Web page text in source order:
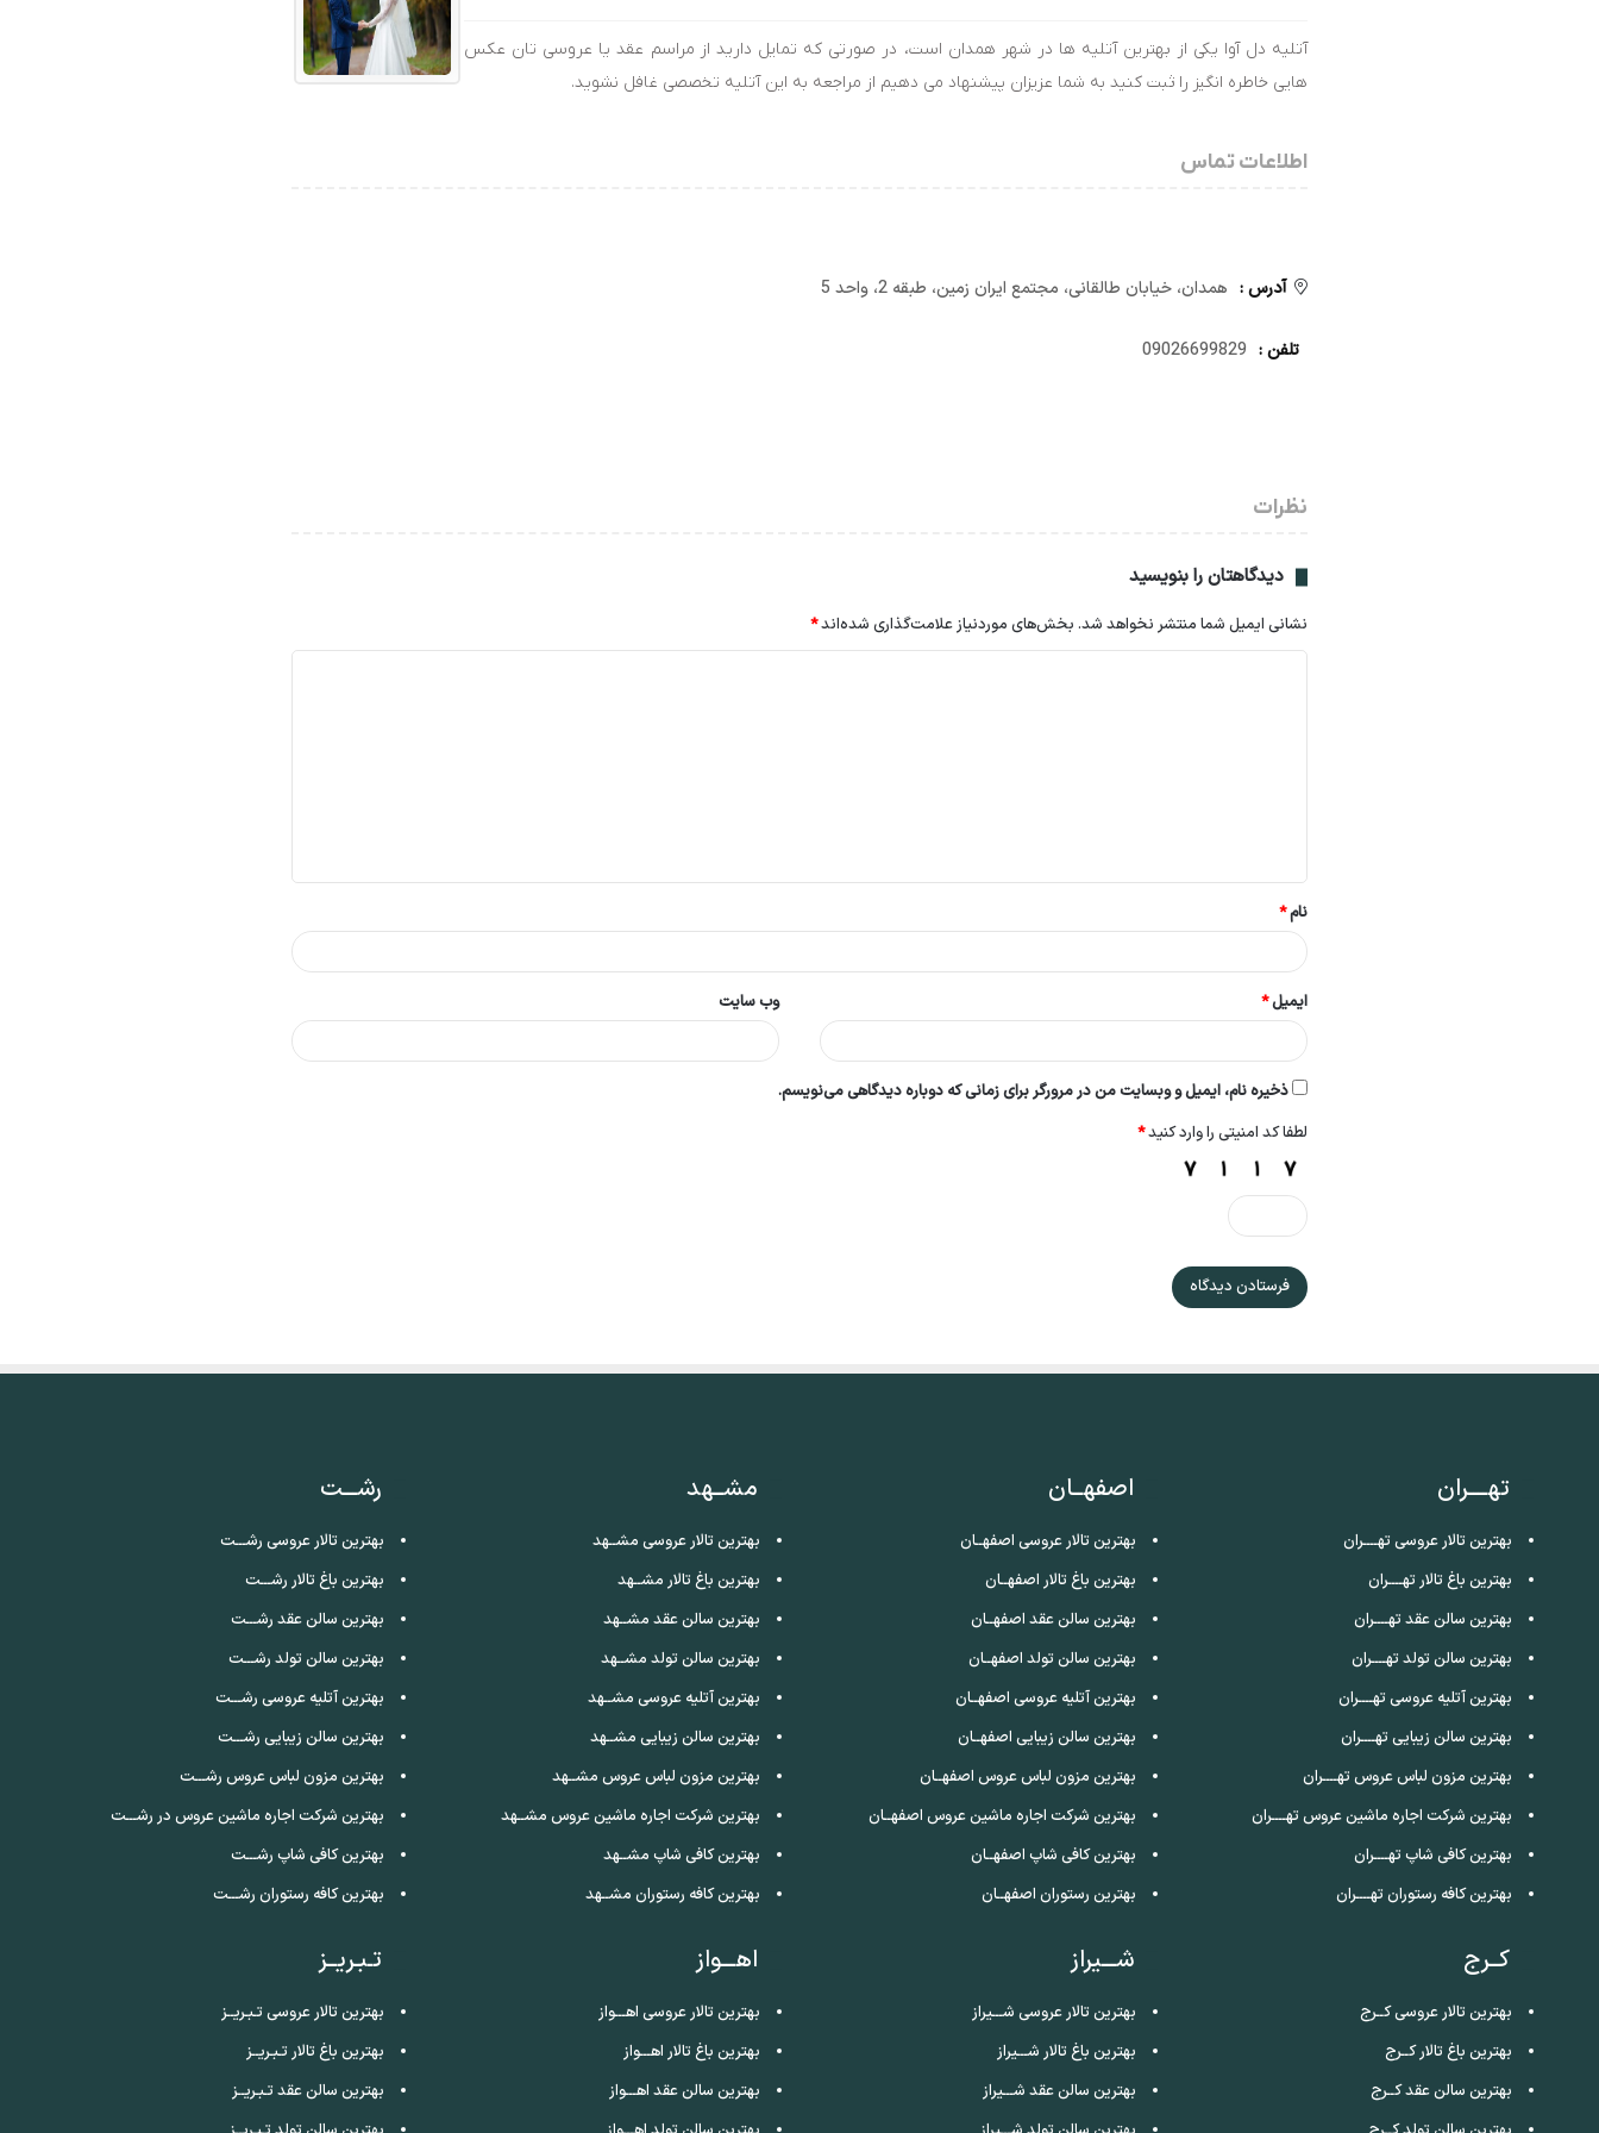
آتلیه دل آوا یکی از بهترین آتلیه ها در شهر همدان است، در صورتی که تمایل دارید از مراسم عقد یا عروسی تان عکس
هایی خاطره انگیز را ثبت کنید به شما عزیزان پیشنهاد می دهیم از مراجعه به این آتلیه تخصصی غافل نشوید.
اطلاعات تماس
آدرس : همدان، خیابان طالقانی، مجتمع ایران زمین، طبقه 2، واحد 5
تلفن : 09026699829
نظرات
دیدگاهتان را بنویسید
نشانی ایمیل شما منتشر نخواهد شد. بخش‌های موردنیاز علامت‌گذاری شده‌اند*
*
نام*
ایمیل* وب‌ سایت
ذخیره نام، ایمیل و وبسایت من در مرورگر برای زمانی که دوباره دیدگاهی می‌نویسم.
لطفا کد امنیتی را وارد کنید*
تهــــران
بهترین تالار عروسی تهــــران
بهترین باغ تالار تهــــران
بهترین سالن عقد تهــــران
بهترین سالن تولد تهــــران
بهترین آتلیه عروسی تهــــران
بهترین سالن زیبایی تهــــران
بهترین مزون لباس عروس تهــــران
بهترین شرکت اجاره ماشین عروس تهــــران
بهترین کافی شاپ تهــــران
بهترین کافه رستوران تهــــران
کــرج
بهترین تالار عروسی کــرج
بهترین باغ تالار کــرج
بهترین سالن عقد کــرج
اصفهــان
بهترین تالار عروسی اصفهــان
بهترین باغ تالار اصفهــان
بهترین سالن عقد اصفهــان
بهترین سالن تولد اصفهــان
بهترین آتلیه عروسی اصفهــان
بهترین سالن زیبایی اصفهــان
بهترین مزون لباس عروس اصفهــان
بهترین شرکت اجاره ماشین عروس اصفهــان
بهترین کافی شاپ اصفهــان
بهترین رستوران اصفهــان
شـــیراز
بهترین تالار عروسی شـــیراز
بهترین باغ تالار شـــیراز
بهترین سالن عقد شـــیراز
مشــهد
بهترین تالار عروسی مشــهد
بهترین باغ تالار مشــهد
بهترین سالن عقد مشــهد
بهترین سالن تولد مشــهد
بهترین آتلیه عروسی مشــهد
بهترین سالن زیبایی مشــهد
بهترین مزون لباس عروس مشــهد
بهترین شرکت اجاره ماشین عروس مشــهد
بهترین کافی شاپ مشــهد
بهترین کافه رستوران مشــهد
اهـــواز
بهترین تالار عروسی اهـــواز
بهترین باغ تالار اهـــواز
بهترین سالن عقد اهـــواز
رشـــت
بهترین تالار عروسی رشـــت
بهترین باغ تالار رشـــت
بهترین سالن عقد رشـــت
بهترین سالن تولد رشـــت
بهترین آتلیه عروسی رشـــت
بهترین سالن زیبایی رشـــت
بهترین مزون لباس عروس رشـــت
بهترین شرکت اجاره ماشین عروس در رشـــت
بهترین کافی شاپ رشـــت
بهترین کافه رستوران رشـــت
تـبـریــز
بهترین تالار عروسی تـبـریــز
بهترین باغ تالار تـبـریــز
بهترین سالن عقد تـبـریــز